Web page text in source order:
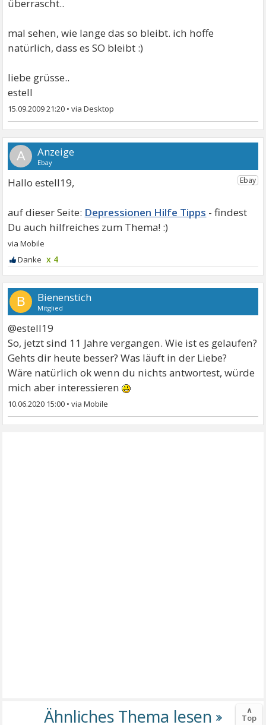
überrascht..
mal sehen, wie lange das so bleibt. ich hoffe
natürlich, dass es SO bleibt :)
liebe grüsse..
estell
15.09.2009 21:20 •
A
Hallo estell19,
Depressionen Hilfe Tipps
x 4
B Bienenstich
Mitglied
@estell19
So, jetzt sind 11 Jahre vergangen. Wie ist es gelaufen?
Gehts dir heute besser? Was läuft in der Liebe?
Wäre natürlich ok wenn du nichts antwortest, würde
mich aber interessieren
10.06.2020 15:00 •
∧
Top